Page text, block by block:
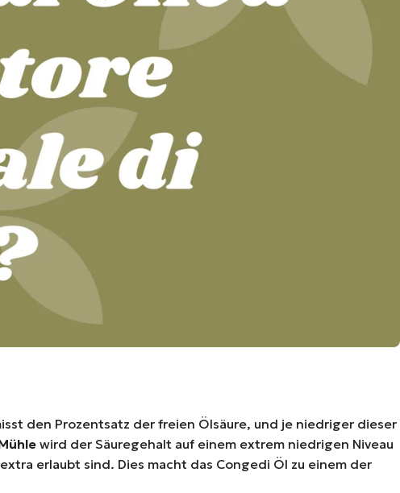
den Prozentsatz der freien Ölsäure, und je niedriger dieser
wird der Säuregehalt auf einem extrem niedrigen Niveau
erlaubt sind. Dies macht das Congedi Öl zu einem der